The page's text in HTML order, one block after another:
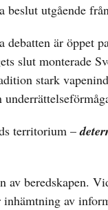
utgående
debatten är öppet
slut monterade
stark
territorium –
beredskapen.
av